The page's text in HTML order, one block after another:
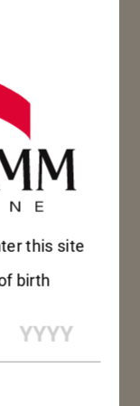
this site
birth